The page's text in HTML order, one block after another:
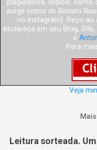
plagiadores, depois, como
surge como de Renato
no Instagram). Peço ao
esclareça em seu Blog,
é
Para
Veja
Leitura sorteada.